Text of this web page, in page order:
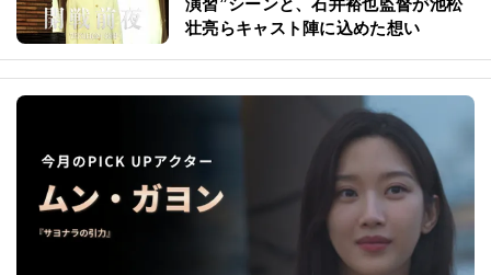
演習”シーンと、石井裕也監督が池松
壮亮らキャスト陣に込めた想い